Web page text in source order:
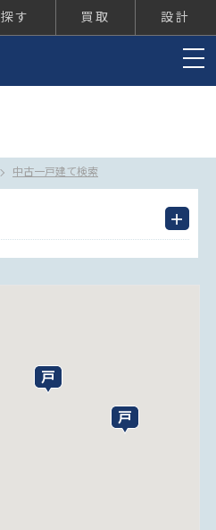
探す 買取 設計
中古一戸建て検索